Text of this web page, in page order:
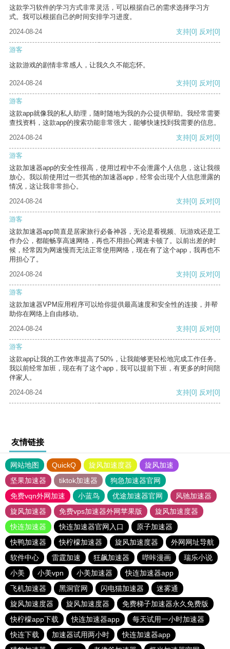
这款学习软件的学习方式非常灵活，可以根据自己的需求选择学习方
式。我可以根据自己的时间安排学习进度。
2024-08-24
支持[0] 反对[0]
游客
这款游戏的剧情非常感人，让我久久不能忘怀。
2024-08-24 支持[0] 反对[0]
游客
这款app就像我的私人助理，随时随地为我的办公提供帮助。我经常需要
查找资料，这款app的搜索功能非常强大，能够快速找到我需要的信息。
2024-08-24
支持[0] 反对[0]
游客
这款加速器app的安全性很高，使用过程中不会泄露个人信息，这让我很
放心。我以前使用过一些其他的加速器app，经常会出现个人信息泄露的
情况，这让我非常担心。
2024-08-24
支持[0] 反对[0]
游客
这款加速器app简直是居家旅行必备神器，无论是看视频、玩游戏还是工
作办公，都能畅享高速网络，再也不用担心网速卡顿了。以前出差的时
候，经常因为网速慢而无法正常使用网络，现在有了这个app，我再也不
用担心了。
2024-08-24
支持[0] 反对[0]
游客
这款加速器VPM应用程序可以给你提供最高速度和安全性的连接，并帮
助你在网络上自由移动。
2024-08-24
支持[0] 反对[0]
游客
这款app让我的工作效率提高了50%，让我能够更轻松地完成工作任务。
我以前经常加班，现在有了这个app，我可以提前下班，有更多的时间陪
伴家人。
2024-08-24
支持[0] 反对[0]
友情链接
网站地图 QuickQ 旋风加速度器
旋风加速
坚果加速器
tiktok加速器
狗急加速器官网
免费vqn外网加速
小蓝鸟 优途加速器官网
风驰加速器
旋风加速器
免费vps加速器外网苹果版
旋风加速度器
快连加速器
快连加速器官网入口
原子加速器
快鸭加速器
快柠檬加速器 旋风加速度器
外网网址导航
软件中心
雷霆加速 狂飙加速器 哔咔漫画
瑞乐小说
小美
小美vpn 小美加速器
快连加速器app
飞机加速器
黑洞官网 闪电猫加速器
迷雾通
旋风加速度器
旋风加速度器
免费梯子加速器永久免费版
快柠檬app下载
快连加速器app
每天试用一小时加速器
快连下载
加速器试用两小时
快连加速器app